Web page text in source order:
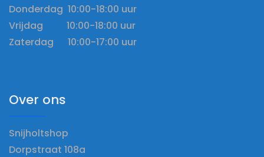
Donderdag 10:00-18:00 uur
Vrijdag 10:00-18:00 uur
Zaterdag 10:00-17:00 uur
Over ons
Snijholtshop
Dorpstraat 108a